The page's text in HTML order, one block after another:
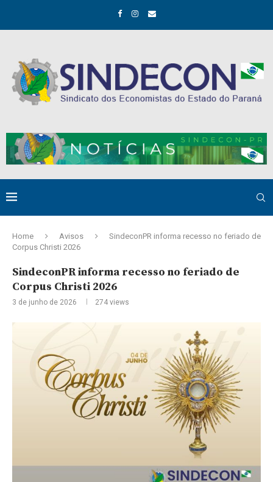
Home Avisos
SindeconPR informa recesso no feriado de
Corpus Christi 2026
SindeconPR informa recesso no feriado de
Corpus Christi 2026
3 de junho de 2026 274 views